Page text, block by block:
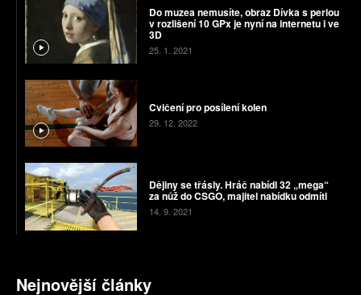
Do muzea nemusíte, obraz Dívka s perlou
v rozlišení 10 GPx je nyní na internetu i ve
3D
25. 1. 2021
Cvičení pro posílení kolen
29. 12. 2022
Dějiny se třásly. Hráč nabídl 32 „mega“
za nůž do CSGO, majitel nabídku odmítl
14. 9. 2021
Nejnovější články